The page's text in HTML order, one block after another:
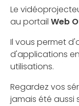
Le
au portail Web
Il vous permet
d'applications
utilisations.
Regardez vos
jamais été aussi